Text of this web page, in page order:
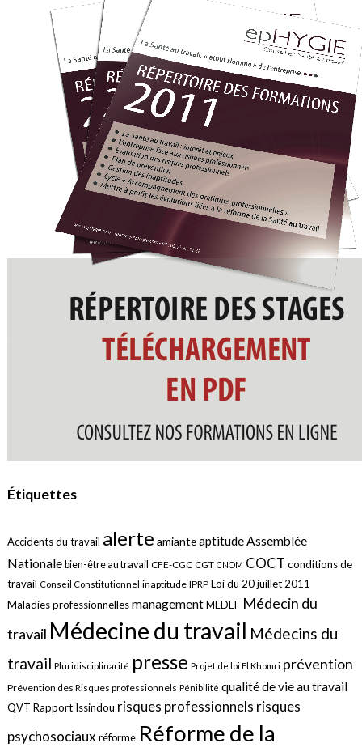
Étiquettes
Accidents du travail alerte amianteaptitudeAssemblée
Nationale bien-être au travail CFE-CGC CGT CNOM COCT conditions de
travail Conseil Constitutionnel inaptitude IPRP Loi du 20 juillet 2011
Maladies professionnellesmanagement MEDEF Médecin du
travail Médecine du travail Médecins du
travail Pluridisciplinarité presse Projet de loi El Khomri prévention
Prévention des Risques professionnels Pénibilité qualité de vie au travail
QVT Rapport Issindou risques professionnels risques
psychosociauxréforme Réforme de la